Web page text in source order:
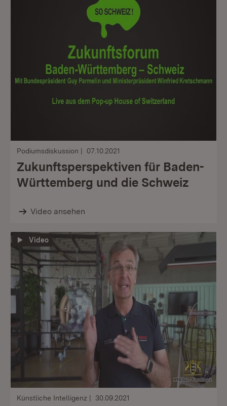
Podiumsdiskussion 07.10.2021
Zukunftsperspektiven für Baden-
Württemberg und die Schweiz
Video ansehen
Video
Künstliche Intelligenz 30.09.2021